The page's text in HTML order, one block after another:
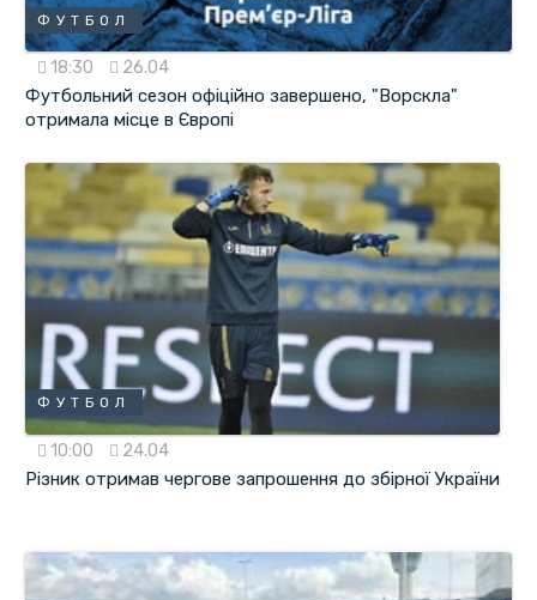
ФУТБОЛ
18:30 26.04
Футбольний сезон офіційно завершено, "Ворскла"
отримала місце в Європі
ФУТБОЛ
10:00 24.04
Різник отримав чергове запрошення до збірної України